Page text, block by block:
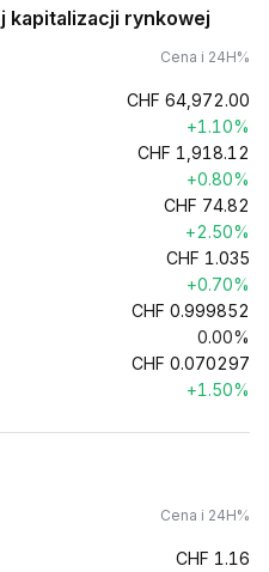
kapitalizacji rynkowej
Cena i 24H%
CHF 64,972.00
+1.10%
CHF 1,918.12
+0.80%
CHF 74.82
+2.50%
CHF 1.035
+0.70%
CHF 0.999852
0.00%
CHF 0.070297
+1.50%
Cena i 24H%
CHF 1.16